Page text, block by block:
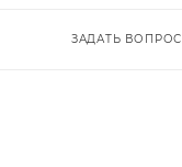
ЗАДАТЬ ВОПРОС